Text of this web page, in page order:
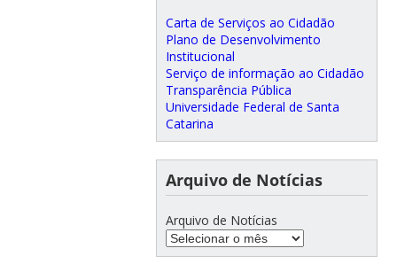
Carta de Serviços ao Cidadão
Plano de Desenvolvimento
Institucional
Serviço de informação ao Cidadão
Transparência Pública
Universidade Federal de Santa
Catarina
Arquivo de Notícias
Arquivo de Notícias